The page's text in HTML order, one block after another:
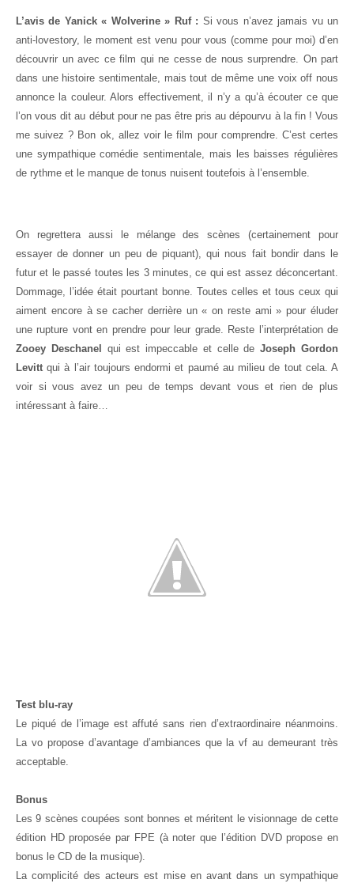
L’avis de Yanick « Wolverine » Ruf : Si vous n’avez jamais vu un
anti-lovestory, le moment est venu pour vous (comme pour moi) d’en
découvrir un avec ce film qui ne cesse de nous surprendre. On part
dans une histoire sentimentale, mais tout de même une voix off nous
annonce la couleur. Alors effectivement, il n’y a qu’à écouter ce que
l’on vous dit au début pour ne pas être pris au dépourvu à la fin ! Vous
me suivez ? Bon ok, allez voir le film pour comprendre. C’est certes
une sympathique comédie sentimentale, mais les baisses régulières
de rythme et le manque de tonus nuisent toutefois à l’ensemble.
On regrettera aussi le mélange des scènes (certainement pour
essayer de donner un peu de piquant), qui nous fait bondir dans le
futur et le passé toutes les 3 minutes, ce qui est assez déconcertant.
Dommage, l’idée était pourtant bonne. Toutes celles et tous ceux qui
aiment encore à se cacher derrière un « on reste ami » pour éluder
une rupture vont en prendre pour leur grade. Reste l’interprétation de
Zooey Deschanel qui est impeccable et celle deJoseph Gordon
Levitt qui à l’air toujours endormi et paumé au milieu de tout cela. A
voir si vous avez un peu de temps devant vous et rien de plus
intéressant à faire…
Test blu-ray
Le piqué de l’image est affuté sans rien d’extraordinaire néanmoins.
La vo propose d’avantage d’ambiances que la vf au demeurant très
acceptable.
Bonus
Les 9 scènes coupées sont bonnes et méritent le visionnage de cette
édition HD proposée par FPE (à noter que l’édition DVD propose en
bonus le CD de la musique).
La complicité des acteurs est mise en avant dans un sympathique